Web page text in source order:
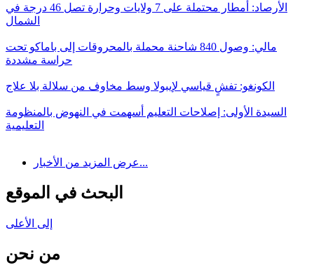
الأرصاد: أمطار محتملة على 7 ولايات وحرارة تصل 46 درجة في
الشمال
مالي: وصول 840 شاحنة محملة بالمحروقات إلى باماكو تحت
حراسة مشددة
الكونغو: تفشٍ قياسي لإيبولا وسط مخاوف من سلالة بلا علاج
السيدة الأولى: إصلاحات التعليم أسهمت في النهوض بالمنظومة
التعليمية
عرض المزيد من الأخبار...
البحث في الموقع
إلى الأعلى
من نحن